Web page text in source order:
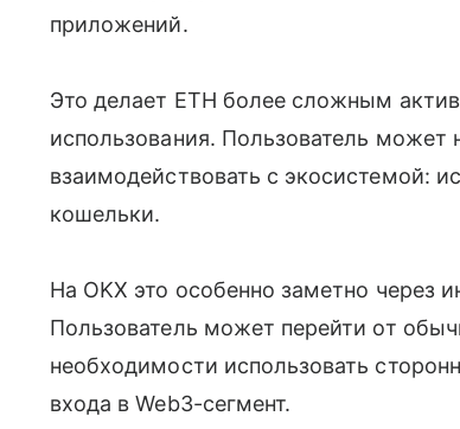
приложений.
Это делает ETH более сложным
использования. Пользователь может
взаимодействовать с экосистемой:
кошельки.
На OKX это особенно заметно через
Пользователь может перейти от
необходимости использовать
входа в Web3-сегмент.